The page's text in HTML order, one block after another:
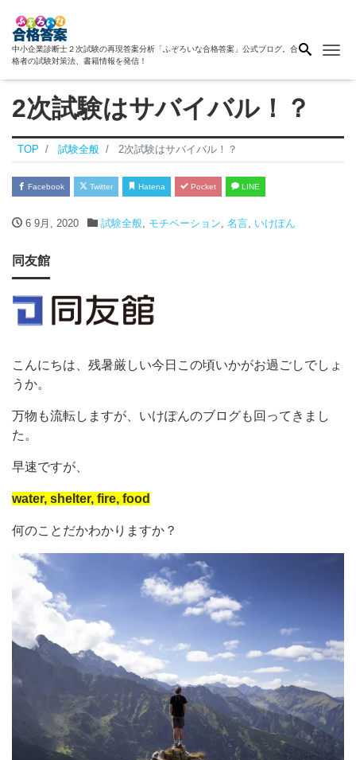
中小企業診断士２次試験の再現答案分析「ふぞろいな合格答案」公式ブログ。合
格者の試験対策法、書籍情報を発信！
2次試験はサバイバル！？
TOP 試験全般 2次試験はサバイバル！？
Facebook Twitter Hatena Pocket LINE
6 9月, 2020 試験全般, モチベーション 名言, いけぽん
同友館
こんにちは、残暑厳しい今日この頃いかがお過ごしでしょ
うか。
万物も流転しますが、いけぽんのブログも回ってきまし
た。
早速ですが、
water, shelter, fire, food
何のことだかわかりますか？